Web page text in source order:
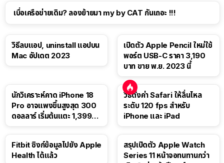
เบื่อเครือข่ายเดิม? ลองย้ายมา my by CAT กันเถอะ !!!
วิธีลบแอป, uninstall แอปบน
Mac อัปเดต 2023
เปิดตัว Apple Pencil ใหม่ใช้
พอร์ต USB-C ราคา 3,190
บาท ขาย พ.ย. 2023 นี้
นักวิเคราะห์คาด iPhone 18
Pro อาจแพงขึ้นสูงสุด 300
ดอลลาร์ เริ่มต้นแตะ 1,399
วิธีตั้งค่า Safari ให้ลื่นไหล
ระดับ 120 fps สำหรับ
iPhone และ iPad
Fitbit ซิงก์ข้อมูลไปยัง Apple
Health ได้แล้ว
สรุปเปิดตัว Apple Watch
Series 11 หน้าจอทนทานกว่า